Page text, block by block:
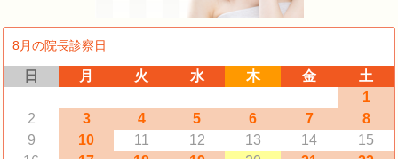
8月の院長診察日
日 月 火 水 木 金
土
1
2
3 4 5 6 7
8
9
10 11 12 13 14
15